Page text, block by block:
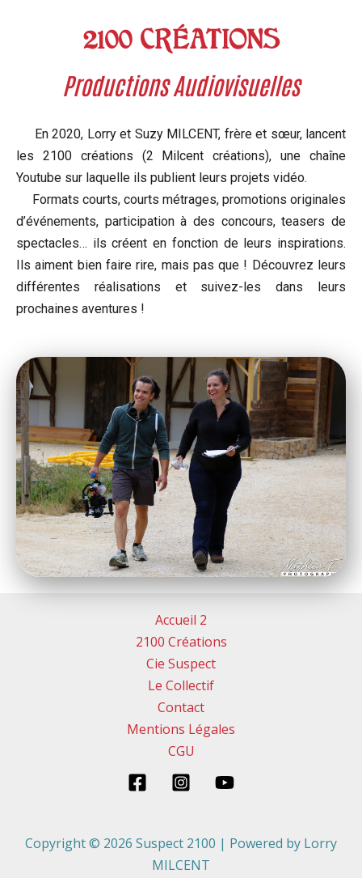
2100 CRÉATIONS
Productions Audiovisuelles
En 2020, Lorry et Suzy MILCENT, frère et sœur, lancent
les 2100 créations (2 Milcent créations), une chaîne
Youtube sur laquelle ils publient leurs projets vidéo.
Formats courts, courts métrages, promotions originales
d’événements, participation à des concours, teasers de
spectacles… ils créent en fonction de leurs inspirations.
Ils aiment bien faire rire, mais pas que ! Découvrez leurs
différentes réalisations et suivez-les dans leurs
prochaines aventures !
Accueil 2
2100 Créations
Cie Suspect
Le Collectif
Contact
Mentions Légales
CGU
Copyright © 2026 Suspect 2100 | Powered by Lorry
MILCENT